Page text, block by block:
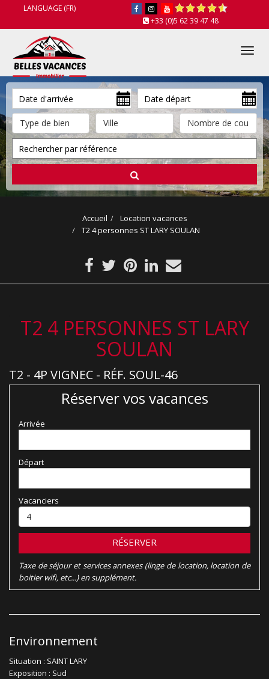
LANGUAGE (FR)
+33 (0)5 62 39 47 48
Accueil
Location vacances
T2 4 personnes ST LARY SOULAN
T2 4 PERSONNES ST LARY
SOULAN
T2 - 4P VIGNEC - RÉF. SOUL-46
Réserver vos vacances
Arrivée
Départ
Vacanciers
RÉSERVER
Taxe de séjour et services annexes (linge de location, location de
boitier wifi, etc...) en supplément.
Environnement
Situation : SAINT LARY
Exposition : Sud